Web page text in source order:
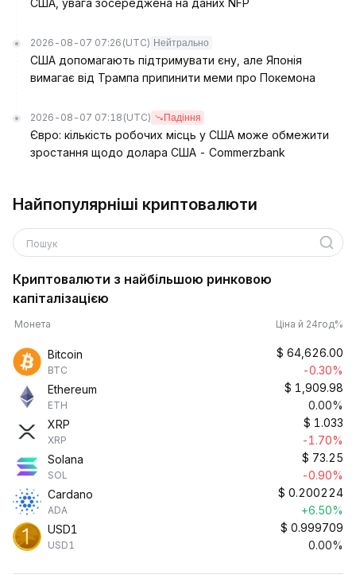
США, увага зосереджена на даних NFP
2026-08-07 07:26 (UTC) Нейтрально
США допомагають підтримувати єну, але Японія
вимагає від Трампа припинити меми про Покемона
2026-08-07 07:18 (UTC) Падіння
Євро: кількість робочих місць у США може обмежити
зростання щодо долара США - Commerzbank
Найпопулярніші криптовалюти
Пошук
Криптовалюти з найбільшою ринковою
капіталізацією
Монета Ціна й 24год%
Bitcoin
BTC
$ 64,626.00
-0.30%
Ethereum
ETH
$ 1,909.98
0.00%
XRP
XRP
$ 1.033
-1.70%
Solana
SOL
$ 73.25
-0.90%
Cardano
ADA
$ 0.200224
+6.50%
USD1
USD1
$ 0.999709
0.00%